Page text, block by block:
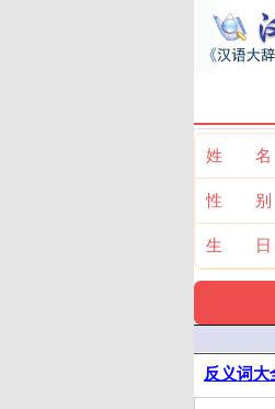
姓 名
性 别
生 日
反义词大